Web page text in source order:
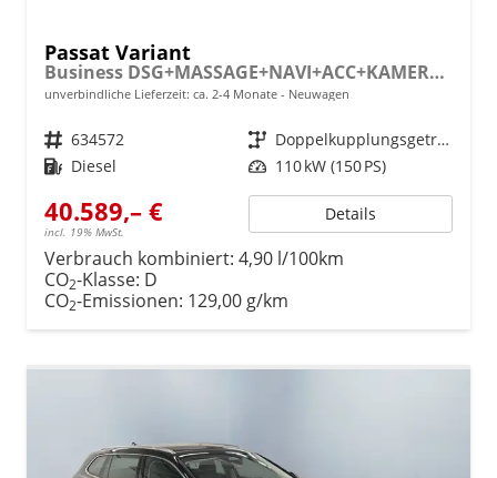
Passat Variant
Business DSG+MASSAGE+NAVI+ACC+KAMERA+LED
unverbindliche Lieferzeit: ca. 2-4 Monate Neuwagen
Fahrzeugnr. 634572 Getriebe
Doppelkupplungsgetriebe (DSG)
Kraftstoff Diesel Leistung 110 kW (150 PS)
40.589,– €
incl. 19% MwSt.
Details
Verbrauch kombiniert: 4,90 l/100km
CO2-Klasse: D
CO2-Emissionen: 129,00 g/km